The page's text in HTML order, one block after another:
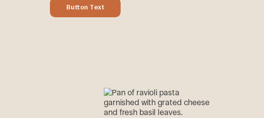
Button Text
Button Text